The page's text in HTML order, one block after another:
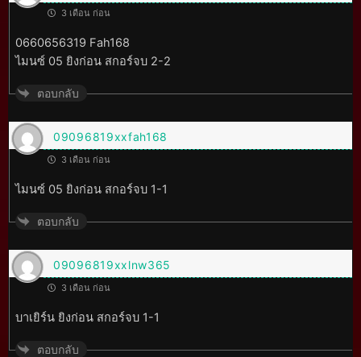
3 เดือน ก่อน
0660656319 Fah168
ไมนซ์ 05 ยิงก่อน สกอร์จบ 2-2
ตอบกลับ
09096819xxfah168
3 เดือน ก่อน
ไมนซ์ 05 ยิงก่อน สกอร์จบ 1-1
ตอบกลับ
09096819xxlnw365
3 เดือน ก่อน
บาเยิร์น ยิงก่อน สกอร์จบ 1-1
ตอบกลับ